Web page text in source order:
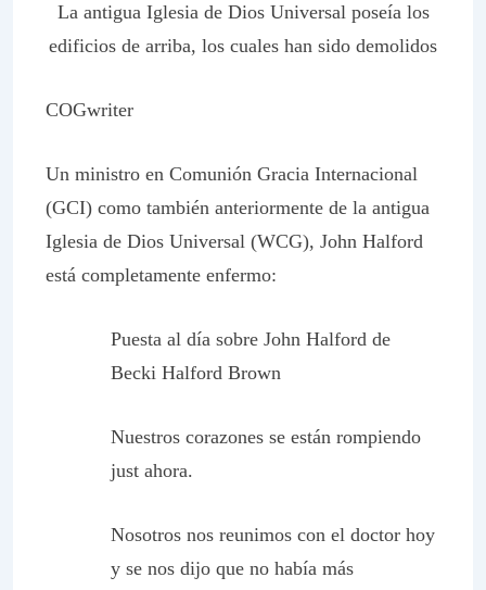
La antigua Iglesia de Dios Universal poseía los
edificios de arriba, los cuales han sido demolidos
COGwriter
Un ministro en Comunión Gracia Internacional
(GCI) como también anteriormente de la antigua
Iglesia de Dios Universal (WCG), John Halford
está completamente enfermo:
Puesta al día sobre John Halford de
Becki Halford Brown
Nuestros corazones se están rompiendo
just ahora.
Nosotros nos reunimos con el doctor hoy
y se nos dijo que no había más